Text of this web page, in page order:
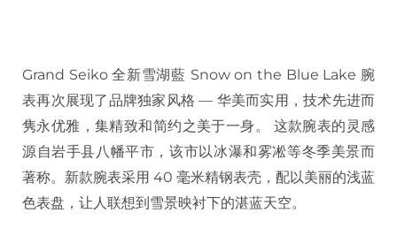
Grand Seiko 全新雪湖藍 Snow on the Blue Lake 腕
表再次展现了品牌独家风格 — 华美而实用，技术先进而
隽永优雅，集精致和简约之美于一身。 这款腕表的灵感
源自岩手县八幡平市，该市以冰瀑和雾凇等冬季美景而
著称。新款腕表采用 40 毫米精钢表壳，配以美丽的浅蓝
色表盘，让人联想到雪景映衬下的湛蓝天空。